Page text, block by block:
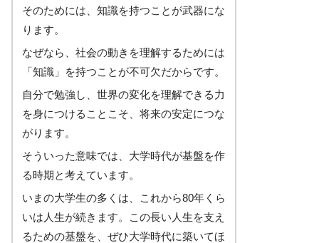
そのためには、知識を持つことが武器にな
ります。
なぜなら、社会の動きを理解するためには
「知識」を持つことが不可欠だからです。
自分で勉強し、世界の変化を理解できる力
を身につけることこそ、将来の安定につな
がります。
そういった意味では、大学時代が基盤を作
る時期と考えています。
いまの大学生の多くは、これから80年くら
いは人生が続きます。この長い人生を支え
るための基盤を、ぜひ大学時代に築いてほ